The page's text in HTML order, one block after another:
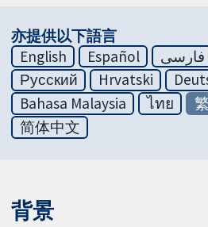
亦提供以下語言
English
Español فارسی
Русский
Hrvatski
Bahasa Malaysia
ไทย
简体中文
背景